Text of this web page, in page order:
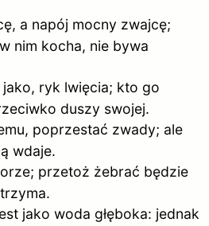
a napój mocny zwajcę;
nim kocha, nie bywa
ryk lwięcia; kto go
duszy swojej.
poprzestać zwady; ale
wdaje.
przetoż żebrać będzie
jako woda głęboka: jednak